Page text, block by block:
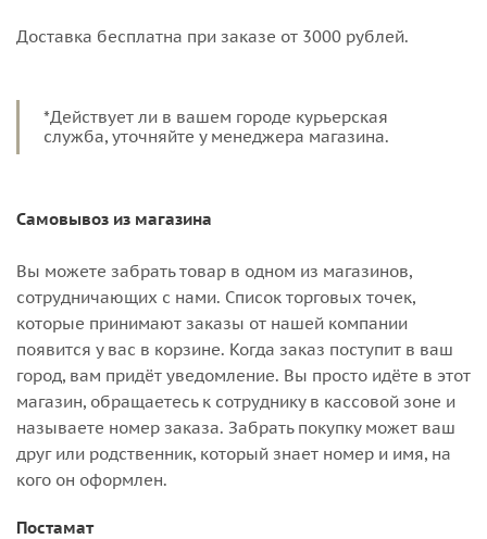
Доставка бесплатна при заказе от 3000 рублей.
*Действует ли в вашем городе курьерская
служба, уточняйте у менеджера магазина.
Самовывоз из магазина
Вы можете забрать товар в одном из магазинов,
сотрудничающих с нами. Список торговых точек,
которые принимают заказы от нашей компании
появится у вас в корзине. Когда заказ поступит в ваш
город, вам придёт уведомление. Вы просто идёте в этот
магазин, обращаетесь к сотруднику в кассовой зоне и
называете номер заказа. Забрать покупку может ваш
друг или родственник, который знает номер и имя, на
кого он оформлен.
Постамат